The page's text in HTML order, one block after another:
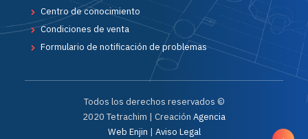
Centro de conocimiento
Condiciones de venta
Formulario de notificación de problemas
Todos los derechos reservados ©
2020 Tetrachim | Creación Agencia
Web Enjin | Aviso Legal